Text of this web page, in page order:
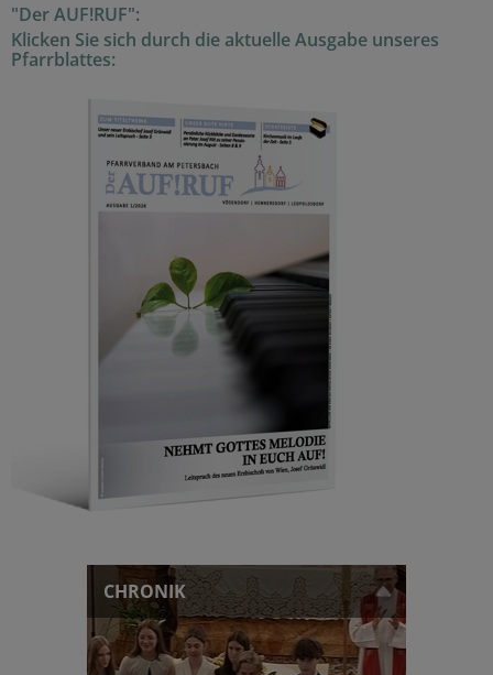
"Der AUF!RUF":
Klicken Sie sich durch die aktuelle Ausgabe unseres
Pfarrblattes:
CHRONIK